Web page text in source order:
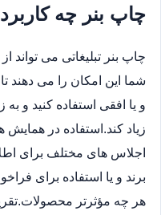
چاپ بنر چه
چاپ بنر تبلیغاتی می
شما این امکان را می دهند
و یا افقی استفاده کنید و به
زیاد کند.استفاده در همایش
اجلاس های مختلف برای
برند و یا استفاده برای
هر چه مؤثرتر